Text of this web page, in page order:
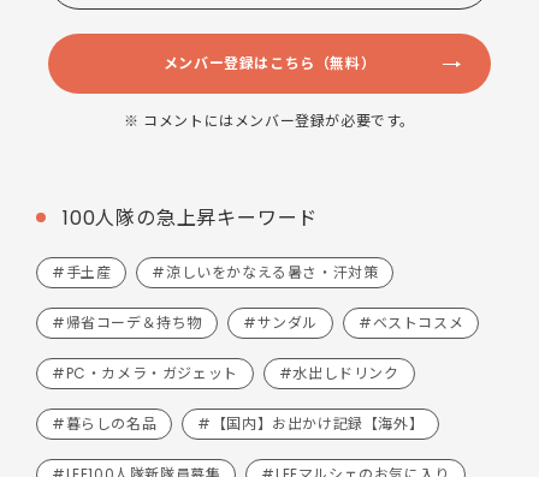
メンバー登録はこちら（無料）
※ コメントにはメンバー登録が必要です。
100人隊の急上昇キーワード
#手土産 #涼しいをかなえる暑さ・汗対策
#帰省コーデ＆持ち物 #サンダル #ベストコスメ
#PC・カメラ・ガジェット #水出しドリンク
#暮らしの名品 #【国内】お出かけ記録【海外】